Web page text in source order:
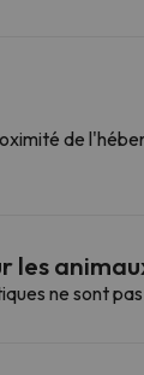
de
les
ne sont